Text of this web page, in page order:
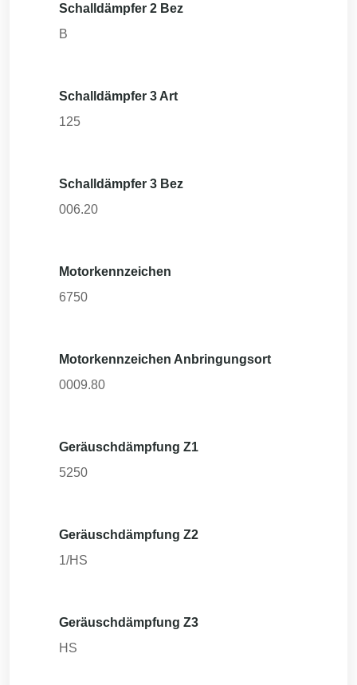
Schalldämpfer 2 Bez
B
Schalldämpfer 3 Art
125
Schalldämpfer 3 Bez
006.20
Motorkennzeichen
6750
Motorkennzeichen Anbringungsort
0009.80
Geräuschdämpfung Z1
5250
Geräuschdämpfung Z2
1/HS
Geräuschdämpfung Z3
HS